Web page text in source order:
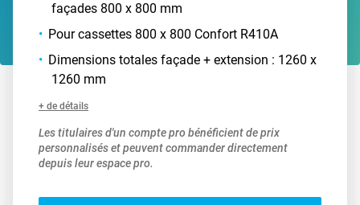
façades 800 x 800 mm
Pour cassettes 800 x 800 Confort R410A
Dimensions totales façade + extension : 1260 x
1260 mm
+ de détails
Les titulaires d'un compte pro bénéficient de prix
personnalisés et peuvent commander directement
depuis leur espace pro.